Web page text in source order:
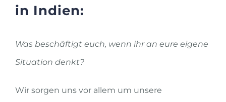
in Indien:
Was beschäftigt euch, wenn ihr an eure eigene
Situation denkt?
Wir sorgen uns vor allem um unsere